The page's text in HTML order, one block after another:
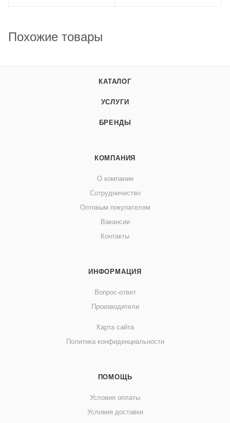
Похожие товары
КАТАЛОГ
УСЛУГИ
БРЕНДЫ
КОМПАНИЯ
О компании
Сотрудничество
Оптовым покупателям
Вакансии
Контакты
ИНФОРМАЦИЯ
Вопрос-ответ
Производители
Карта сайта
Политика конфиденциальности
ПОМОЩЬ
Условия оплаты
Условия доставки